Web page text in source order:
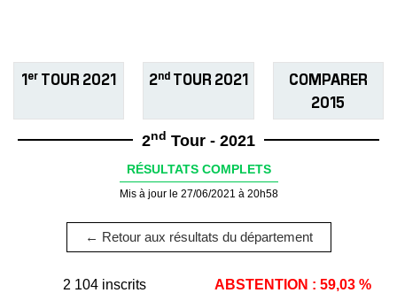
1er TOUR 2021 2ndTOUR 2021
COMPARER
2015
2nd Tour - 2021
RÉSULTATS COMPLETS
Mis à jour le 27/06/2021 à 20h58
← Retour aux résultats du département
2 104 inscrits
ABSTENTION : 59,03 %